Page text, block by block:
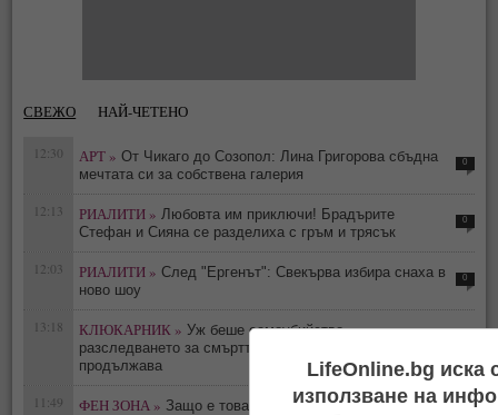
СВЕЖО НАЙ-ЧЕТЕНО
12:30 АРТ » От Чикаго до Созопол: Лина Григорова сбъдна
мечтата си за собствена галерия
0
12:13 РИАЛИТИ » Любовта им приключи! Брадърите
Стефан и Сияна се разделиха с гръм и трясък
0
12:03 РИАЛИТИ » След "Ергенът": Свекърва избира снаха в
ново шоу
0
13:18 КЛЮКАРНИК » Уж беше самоубийство -
разследването за смъртта на Тодор Славков
продължава
11:49 ФЕН ЗОНА » Защо е това мълчание: Саня Армутлиева
LifeOnline.bg иска
използване на